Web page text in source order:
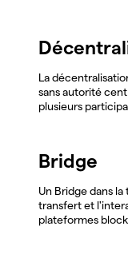
La
sans autorité
plusieurs
Bridge
Un Bridge dans
transfert et
plateformes